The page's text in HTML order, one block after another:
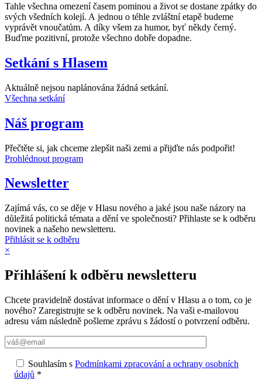
Tahle všechna omezení časem pominou a život se dostane zpátky do
svých všedních kolejí. A jednou o téhle zvláštní etapě budeme
vyprávět vnoučatům. A díky všem za humor, byť někdy černý.
Buďme pozitivní, protože všechno dobře dopadne.
Setkání s Hlasem
Aktuálně nejsou naplánována žádná setkání.
Všechna setkání
Náš program
Přečtěte si, jak chceme zlepšit naši zemi a přijďte nás podpořit!
Prohlédnout program
Newsletter
Zajímá vás, co se děje v Hlasu nového a jaké jsou naše názory na
důležitá politická témata a dění ve společnosti? Přihlaste se k odběru
novinek a našeho newsletteru.
Přihlásit se k odběru
×
Přihlášení k odběru newsletteru
Chcete pravidelně dostávat informace o dění v Hlasu a o tom, co je
nového? Zaregistrujte se k odběru novinek. Na vaši e-mailovou
adresu vám následně pošleme zprávu s žádostí o potvrzení odběru.
Souhlasím s Podmínkami zpracování a ochrany osobních
údajů *